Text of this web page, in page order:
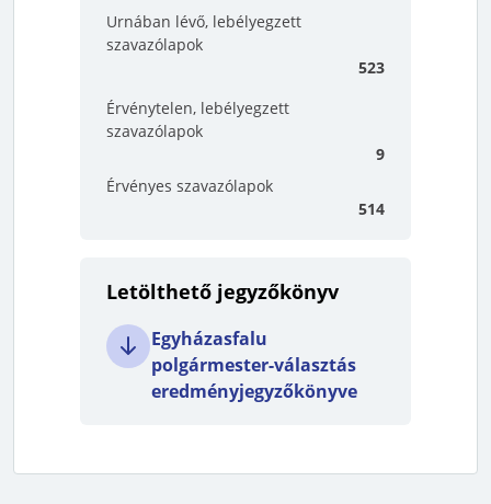
Urnában lévő, lebélyegzett
szavazólapok
523
Érvénytelen, lebélyegzett
szavazólapok
9
Érvényes szavazólapok
514
Letölthető jegyzőkönyv
Egyházasfalu
polgármester-választás
eredményjegyzőkönyve